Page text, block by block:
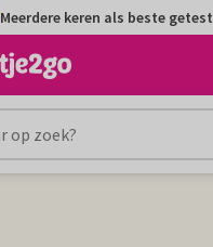
Meerdere keren als beste getest